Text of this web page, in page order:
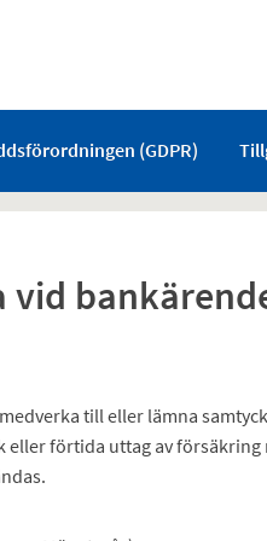
(GDPR)
vid
till eller lämna
eller förtida uttag av försäkring